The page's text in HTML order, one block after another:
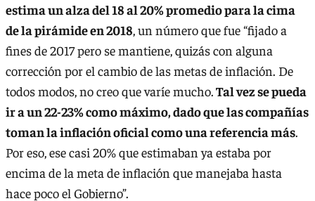
estima un alza del 18 al 20% promedio para la cima
de la pirámide en 2018, un número que fue “fijado a
fines de 2017 pero se mantiene, quizás con alguna
corrección por el cambio de las metas de inflación. De
todos modos, no creo que varíe mucho.Tal vez se pueda
ir a un 22-23% como máximo, dado que las compañías
toman la inflación oficial como una referencia más.
Por eso, ese casi 20% que estimaban ya estaba por
encima de la meta de inflación que manejaba hasta
hace poco el Gobierno”.